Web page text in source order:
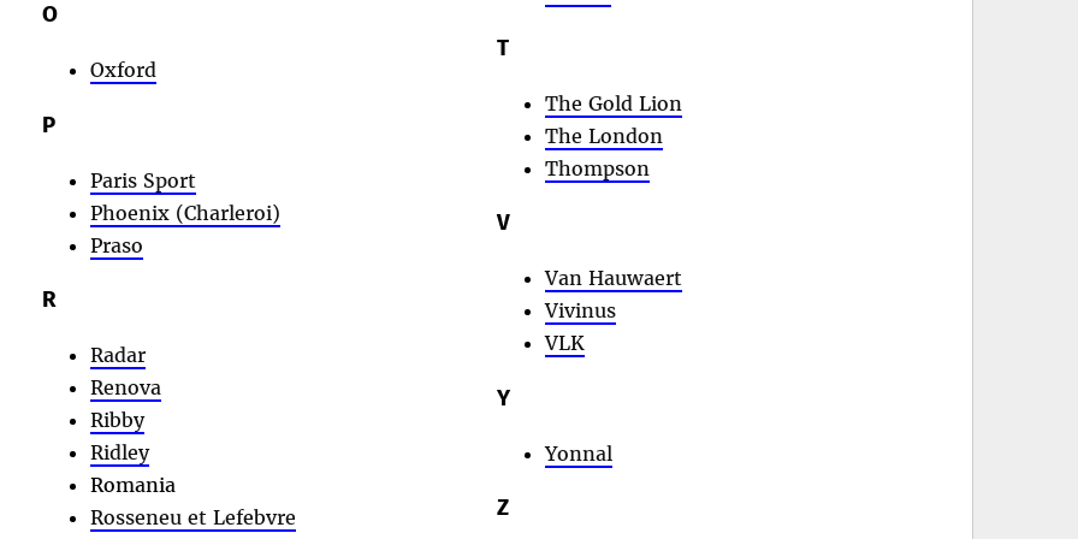
O
Oxford
P
Paris Sport
Phoenix (Charleroi)
Praso
R
Radar
Renova
Ribby
Ridley
Romania
Rosseneu et Lefebvre
T
The Gold Lion
The London
Thompson
V
Van Hauwaert
Vivinus
VLK
Y
Yonnal
Z